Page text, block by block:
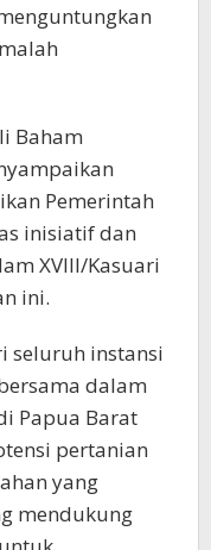
Baham
Pemerintah
inisiatif dan
XVIII/Kasuari
ini.
seluruh instansi
dalam
Papua Barat
pertanian
yang
mendukung